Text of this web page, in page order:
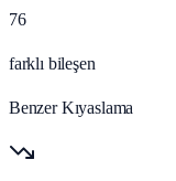
76
farklı bileşen
Benzer Kıyaslama